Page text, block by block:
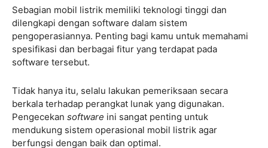
Sebagian mobil listrik memiliki teknologi tinggi dan
dilengkapi dengan software dalam sistem
pengoperasiannya. Penting bagi kamu untuk memahami
spesifikasi dan berbagai fitur yang terdapat pada
software tersebut.
Tidak hanya itu, selalu lakukan pemeriksaan secara
berkala terhadap perangkat lunak yang digunakan.
Pengecekan software ini sangat penting untuk
mendukung sistem operasional mobil listrik agar
berfungsi dengan baik dan optimal.